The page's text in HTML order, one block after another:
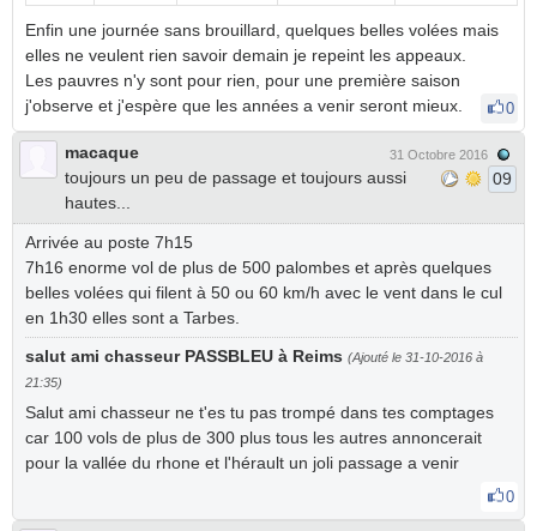
Enfin une journée sans brouillard, quelques belles volées mais
elles ne veulent rien savoir demain je repeint les appeaux.
Les pauvres n'y sont pour rien, pour une première saison
j'observe et j'espère que les années a venir seront mieux.
0
macaque
toujours un peu de passage et toujours aussi
hautes...
31 Octobre 2016
09
Arrivée au poste 7h15
7h16 enorme vol de plus de 500 palombes et après quelques
belles volées qui filent à 50 ou 60 km/h avec le vent dans le cul
en 1h30 elles sont a Tarbes.
salut ami chasseur PASSBLEU à Reims (Ajouté le 31-10-2016 à
21:35)
Salut ami chasseur ne t'es tu pas trompé dans tes comptages
car 100 vols de plus de 300 plus tous les autres annoncerait
pour la vallée du rhone et l'hérault un joli passage a venir
0